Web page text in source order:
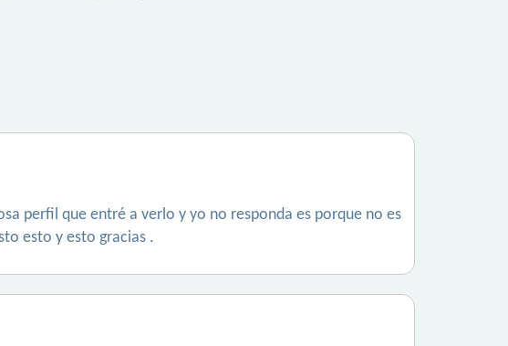
perfil que entré a verlo y yo no responda es porque no es
esto y esto gracias .